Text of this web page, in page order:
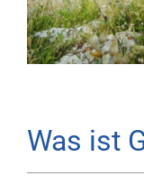
Was ist